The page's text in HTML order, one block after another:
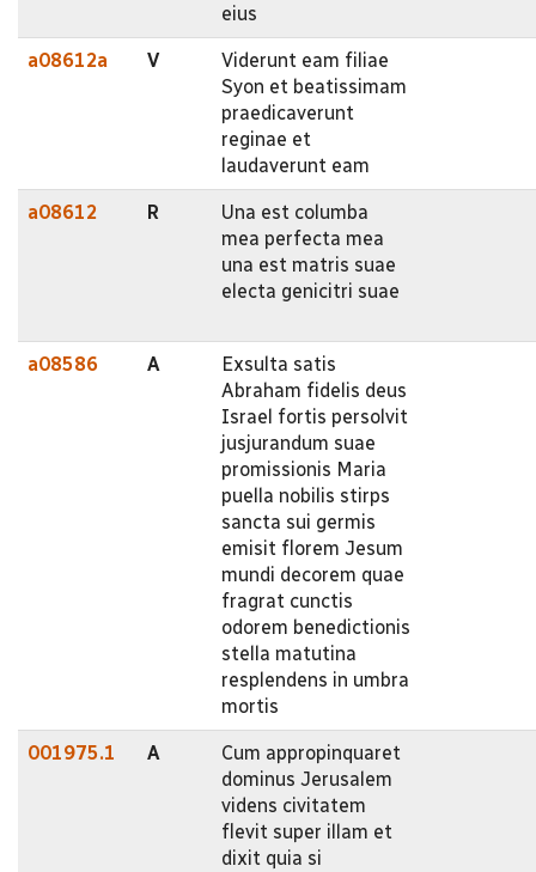
eius
a08612a V
Viderunt eam filiae
Syon et beatissimam
praedicaverunt
reginae et
laudaverunt eam
a08612 R
Una est columba
mea perfecta mea
una est matris suae
electa genicitri suae
a08586 A
Exsulta satis
Abraham fidelis deus
Israel fortis persolvit
jusjurandum suae
promissionis Maria
puella nobilis stirps
sancta sui germis
emisit florem Jesum
mundi decorem quae
fragrat cunctis
odorem benedictionis
stella matutina
resplendens in umbra
mortis
001975.1 A
Cum appropinquaret
dominus Jerusalem
videns civitatem
flevit super illam et
dixit quia si